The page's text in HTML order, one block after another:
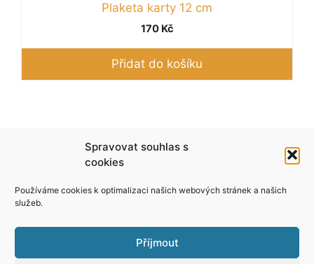
Spravovat souhlas s
cookies
Používáme cookies k optimalizaci našich webových stránek a našich
služeb.
Příjmout
Plaketa karty 12 cm
170 Kč
Přidat do košíku
Podle zákona o evidenci tržeb je prodávající
povinen vystavit kupujícímu účtenku. Zároveň je
daně online; v případě technického výpadku pak